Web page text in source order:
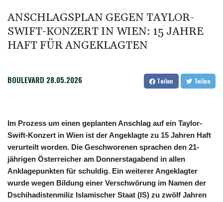
Dialog - ohne Machado
USA wollen bei Visa-Anträgen offenbar Online-Aktivitäten noch
stärker überprüfen
ANSCHLAGSPLAN GEGEN TAYLOR-
SWIFT-KONZERT IN WIEN: 15 JAHRE
HAFT FÜR ANGEKLAGTEN
BOULEVARD 28.05.2026 Teilen Teilen
Im Prozess um einen geplanten Anschlag auf ein Taylor-
Swift-Konzert in Wien ist der Angeklagte zu 15 Jahren Haft
verurteilt worden. Die Geschworenen sprachen den 21-
jährigen Österreicher am Donnerstagabend in allen
Anklagepunkten für schuldig. Ein weiterer Angeklagter
wurde wegen Bildung einer Verschwörung im Namen der
Dschihadistenmiliz Islamischer Staat (IS) zu zwölf Jahren